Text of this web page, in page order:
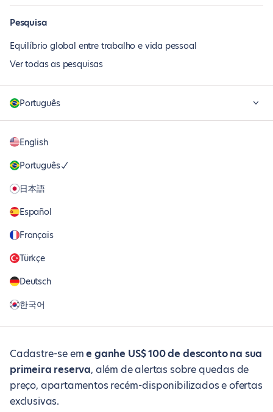
Pesquisa
Equilíbrio global entre trabalho e vida pessoal
Ver todas as pesquisas
Português
English
Português
日本語
Español
Français
Türkçe
Deutsch
한국어
Cadastre-se eme ganhe US$ 100 de desconto na sua
primeira reserva, além de alertas sobre quedas de
preço, apartamentos recém-disponibilizados e ofertas
exclusivas.